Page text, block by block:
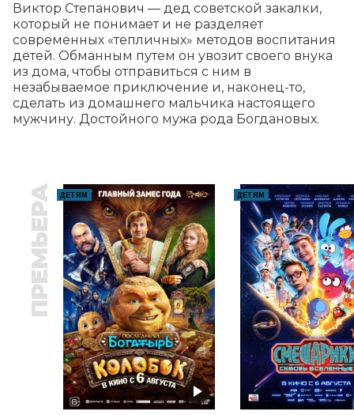
Виктор Степанович — дед советской закалки,
который не понимает и не разделяет
современных «тепличных» методов воспитания
детей. Обманным путем он увозит своего внука
из дома, чтобы отправиться с ним в
незабываемое приключение и, наконец-то,
сделать из домашнего мальчика настоящего
мужчину. Достойного мужа рода Богдановых.
ПРЕМЬЕРА ДЕТЯМ ДЕТЯМ